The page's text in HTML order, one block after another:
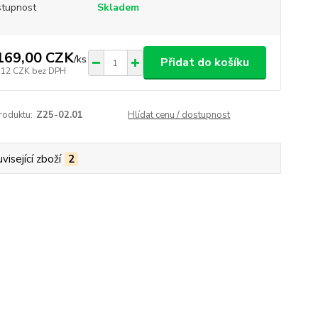
Skladem
CZK/ks
CZK bez DPH
Přidat do košíku
Z25-02.01 Hlídat cenu / dostupnost
zboží 2